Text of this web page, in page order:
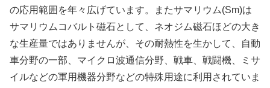
の応用範囲を年々広げています。またサマリウム(Sm)は
サマリウムコバルト磁石として、ネオジム磁石ほどの大き
な生産量ではありませんが、その耐熱性を生かして、自動
車分野の一部、マイクロ波通信分野、戦車、戦闘機、ミサ
イルなどの軍用機器分野などの特殊用途に利用されていま